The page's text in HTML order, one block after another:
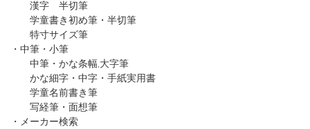
漢字 半切筆
学童書き初め筆・半切筆
特寸サイズ筆
・中筆・小筆
中筆・かな条幅,大字筆
かな細字・中字・手紙実用書
学童名前書き筆
写経筆・面想筆
・メーカー検索